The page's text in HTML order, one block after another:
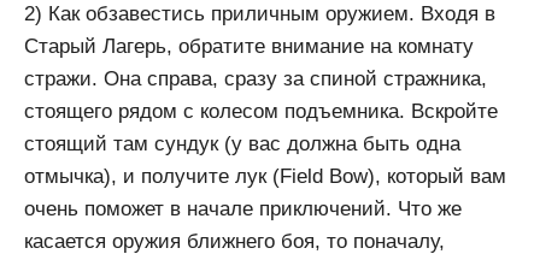
2) Как обзавестись приличным оружием. Входя в
Старый Лагерь, обратите внимание на комнату
стражи. Она справа, сразу за спиной стражника,
стоящего рядом с колесом подъемника. Вскройте
стоящий там сундук (у вас должна быть одна
отмычка), и получите лук (Field Bow), который вам
очень поможет в начале приключений. Что же
касается оружия ближнего боя, то поначалу,